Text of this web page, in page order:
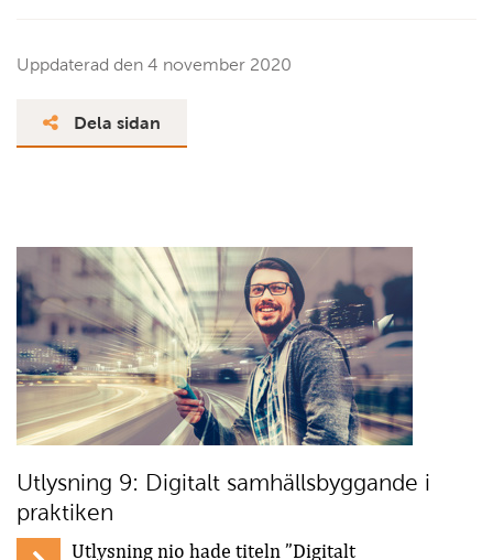
Uppdaterad den 4 november 2020
Dela sidan
Utlysning 9: Digitalt samhällsbyggande i
praktiken
Utlysning nio hade titeln ”Digitalt